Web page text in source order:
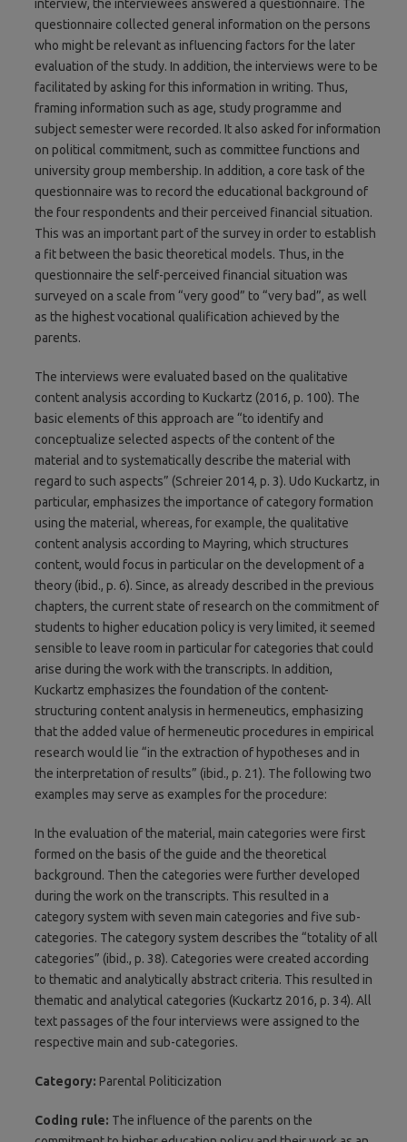
interview, the interviewees answered a questionnaire. The
questionnaire collected general information on the persons
who might be relevant as influencing factors for the later
evaluation of the study. In addition, the interviews were to be
facilitated by asking for this information in writing. Thus,
framing information such as age, study programme and
subject semester were recorded. It also asked for information
on political commitment, such as committee functions and
university group membership. In addition, a core task of the
questionnaire was to record the educational background of
the four respondents and their perceived financial situation.
This was an important part of the survey in order to establish
a fit between the basic theoretical models. Thus, in the
questionnaire the self-perceived financial situation was
surveyed on a scale from “very good” to “very bad”, as well
as the highest vocational qualification achieved by the
parents.
The interviews were evaluated based on the qualitative
content analysis according to Kuckartz (2016, p. 100). The
basic elements of this approach are “to identify and
conceptualize selected aspects of the content of the
material and to systematically describe the material with
regard to such aspects” (Schreier 2014, p. 3). Udo Kuckartz, in
particular, emphasizes the importance of category formation
using the material, whereas, for example, the qualitative
content analysis according to Mayring, which structures
content, would focus in particular on the development of a
theory (ibid., p. 6). Since, as already described in the previous
chapters, the current state of research on the commitment of
students to higher education policy is very limited, it seemed
sensible to leave room in particular for categories that could
arise during the work with the transcripts. In addition,
Kuckartz emphasizes the foundation of the content-
structuring content analysis in hermeneutics, emphasizing
that the added value of hermeneutic procedures in empirical
research would lie “in the extraction of hypotheses and in
the interpretation of results” (ibid., p. 21). The following two
examples may serve as examples for the procedure:
In the evaluation of the material, main categories were first
formed on the basis of the guide and the theoretical
background. Then the categories were further developed
during the work on the transcripts. This resulted in a
category system with seven main categories and five sub-
categories. The category system describes the “totality of all
categories” (ibid., p. 38). Categories were created according
to thematic and analytically abstract criteria. This resulted in
thematic and analytical categories (Kuckartz 2016, p. 34). All
text passages of the four interviews were assigned to the
respective main and sub-categories.
Category: Parental Politicization
Coding rule: The influence of the parents on the